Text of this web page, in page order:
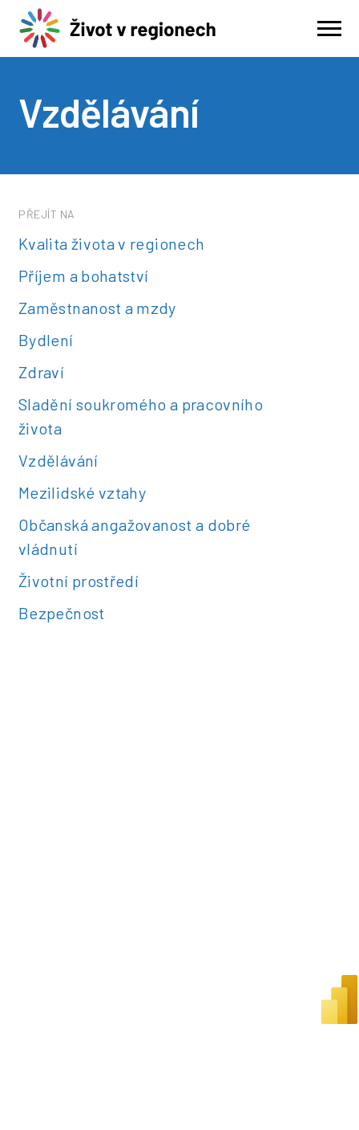
Vzdělávání
PŘEJÍT NA
Kvalita života v regionech
Příjem a bohatství
Zaměstnanost a mzdy
Bydlení
Zdraví
Sladění soukromého a pracovního
života
Vzdělávání
Mezilidské vztahy
Občanská angažovanost a dobré
vládnutí
Životní prostředí
Bezpečnost